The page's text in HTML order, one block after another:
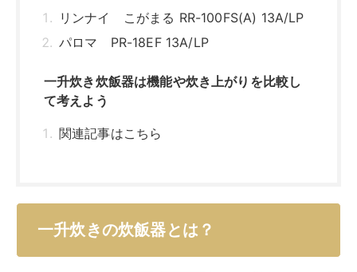
リンナイ こがまる RR-100FS(A) 13A/LP
パロマ PR-18EF 13A/LP
一升炊き炊飯器は機能や炊き上がりを比較し
て考えよう
関連記事はこちら
一升炊きの炊飯器とは？